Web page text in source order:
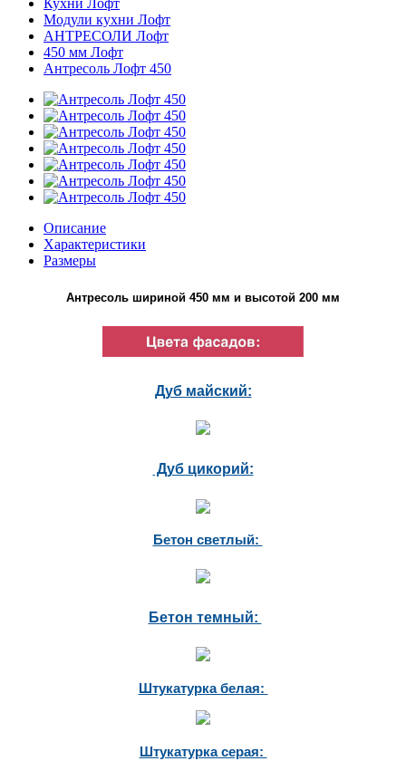
Кухни Лофт
Модули кухни Лофт
АНТРЕСОЛИ Лофт
450 мм Лофт
Антресоль Лофт 450
Описание
Характеристики
Размеры
Антресоль шириной 450 мм и высотой 200 мм
Дуб майский:
Дуб цикорий:
Бетон светлый:
Бетон темный:
Штукатурка белая:
Штукатурка серая: